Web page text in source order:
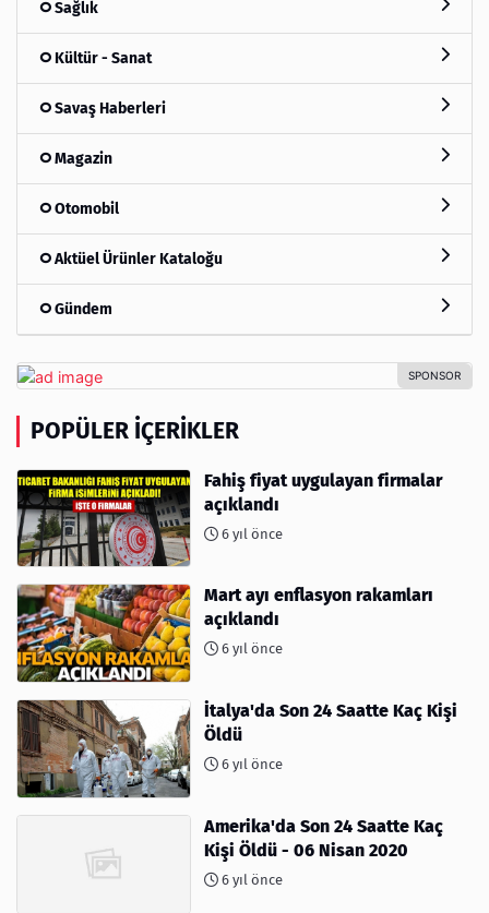
Sağlık
Kültür - Sanat
Savaş Haberleri
Magazin
Otomobil
Aktüel Ürünler Kataloğu
Gündem
POPÜLER İÇERIKLER
Fahiş fiyat uygulayan firmalar
açıklandı
6 yıl önce
Mart ayı enflasyon rakamları
açıklandı
6 yıl önce
İtalya'da Son 24 Saatte Kaç Kişi
Öldü
6 yıl önce
Amerika'da Son 24 Saatte Kaç
Kişi Öldü - 06 Nisan 2020
6 yıl önce